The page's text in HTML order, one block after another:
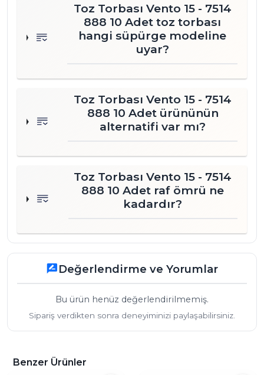
Toz Torbası Vento 15 - 7514
888 10 Adet toz torbası
hangi süpürge modeline
uyar?
Toz Torbası Vento 15 - 7514
888 10 Adet ürününün
alternatifi var mı?
Toz Torbası Vento 15 - 7514
888 10 Adet raf ömrü ne
kadardır?
rate_reviewDeğerlendirme ve Yorumlar
Bu ürün henüz değerlendirilmemiş.
Sipariş verdikten sonra deneyiminizi paylaşabilirsiniz.
Benzer Ürünler